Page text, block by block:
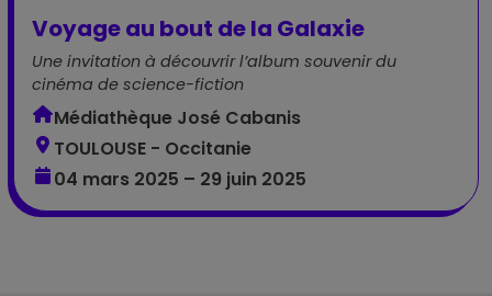
Voyage au bout de la Galaxie
Une invitation à découvrir l’album souvenir du
cinéma de science-fiction
Médiathèque José Cabanis
TOULOUSE - Occitanie
04 mars 2025 – 29 juin 2025